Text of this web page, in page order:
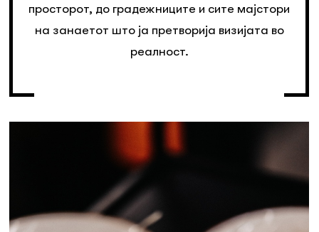
просторот, до градежниците и сите мајстори
на занаетот што ја претворија визијата во
реалност.